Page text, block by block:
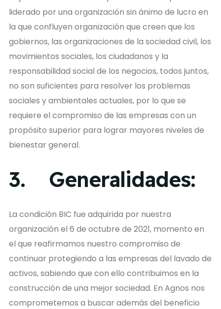
liderado por una organización sin ánimo de lucro en
la que confluyen organización que creen que los
gobiernos, las organizaciones de la sociedad civil, los
movimientos sociales, los ciudadanos y la
responsabilidad social de los negocios, todos juntos,
no son suficientes para resolver los problemas
sociales y ambientales actuales, por lo que se
requiere el compromiso de las empresas con un
propósito superior para lograr mayores niveles de
bienestar general.
3. Generalidades:
La condición BIC fue adquirida por nuestra
organización el 6 de octubre de 2021, momento en
el que reafirmamos nuestro compromiso de
continuar protegiendo a las empresas del lavado de
activos, sabiendo que con ello contribuimos en la
construcción de una mejor sociedad. En Agnos nos
comprometemos a buscar además del beneficio